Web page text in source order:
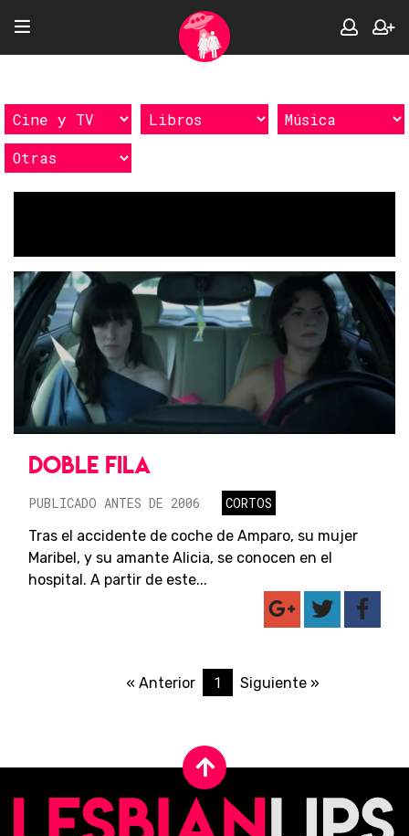
DOBLE FILA
PUBLICADO ANTES DE 2006
CORTOS
Tras el accidente de coche de Amparo, su mujer
Maribel, y su amante Alicia, se conocen en el
hospital. A partir de este...
« Anterior 1 Siguiente »